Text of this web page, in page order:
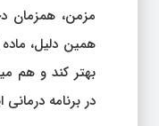
مزمن، همزمان
همین دلیل،
بهتر کند و هم
در برنامه درمانی